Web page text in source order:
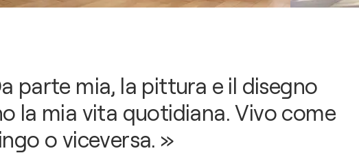
parte mia, la pittura e il disegno
la mia vita quotidiana. Vivo come
o viceversa. »